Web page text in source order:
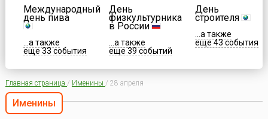
Международный
день пива
...а также
еще 33 события
День
физкультурника
в России
...а также
еще 39 событий
День
строителя
...а также
еще 43 события
Главная страница / Именины / 28 апреля
Именины